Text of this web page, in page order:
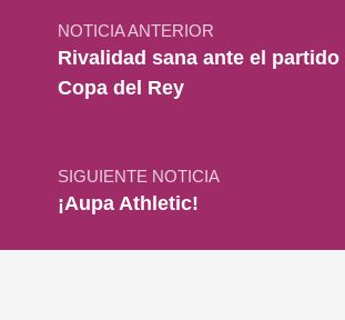
NOTICIA ANTERIOR
Rivalidad sana ante el partido
Copa del Rey
SIGUIENTE NOTICIA
¡Aupa Athletic!